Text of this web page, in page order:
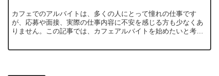
カフェでのアルバイトは、多くの人にとって憧れの仕事です
が、応募や面接、実際の仕事内容に不安を感じる方も少なくあ
りません。この記事では、カフェアルバイトを始めたいと考え
募から採用、そして…